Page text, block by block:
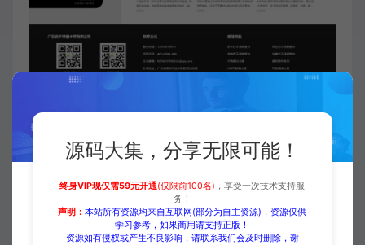
付费下载
当前内容需要登录后下载
源码大集，分享无限可能！
终身VIP现仅需59元开通(仅限前100名) ，享受一次技术支持服
务！
声明：本站所有资源均来自互联网(部分为自主资源)，资源仅供
学习参考，如果商用请支持正版！
资源如有侵权或产生不良影响，请联系我们会及时删除，谢